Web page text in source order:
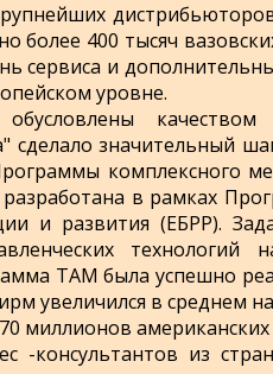
более 400 тысяч
сервиса и
уровне.
качеством
значительный
комплексного
в рамках
и развития (ЕБРР).
технологий
TAM была успешно
увеличился в среднем
миллионов американских
-консультантов из